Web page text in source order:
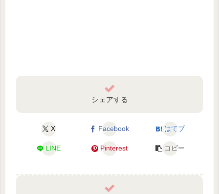
シェアする
X Facebook はてブ
LINE Pinterest コピー